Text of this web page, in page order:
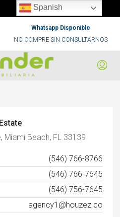
Whatsapp Disponible
NO COMPRE SIN CONSULTARNOS
Miami Beach, FL 33139
(546) 766-8766
(546) 766-7645
(546) 756-7645
agency1@houzez.co
Spanish